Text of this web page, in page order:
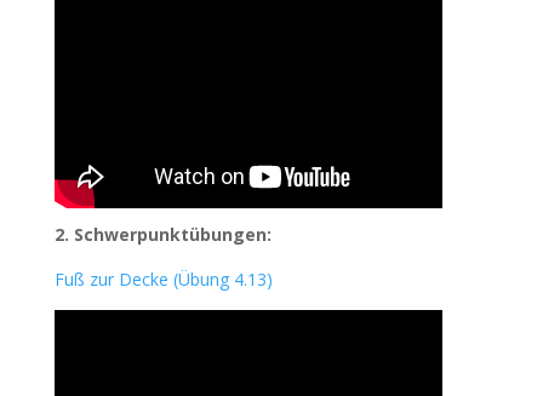
2. Schwerpunktübungen:
Fuß zur Decke (Übung 4.13)